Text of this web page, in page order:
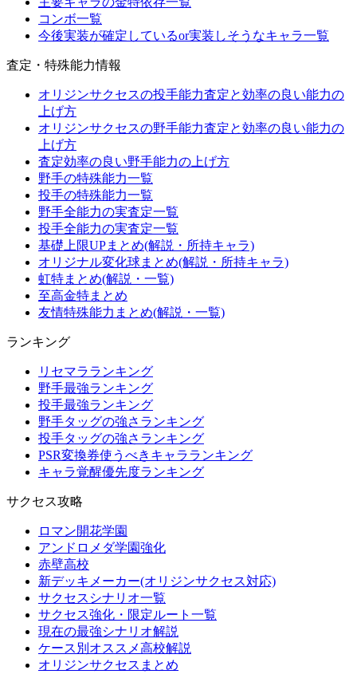
コンボ一覧
今後実装が確定しているor実装しそうなキャラ一覧
査定・特殊能力情報
オリジンサクセスの投手能力査定と効率の良い能力の
上げ方
オリジンサクセスの野手能力査定と効率の良い能力の
上げ方
査定効率の良い野手能力の上げ方
野手の特殊能力一覧
投手の特殊能力一覧
野手全能力の実査定一覧
投手全能力の実査定一覧
基礎上限UPまとめ(解説・所持キャラ)
オリジナル変化球まとめ(解説・所持キャラ)
虹特まとめ(解説・一覧)
至高金特まとめ
友情特殊能力まとめ(解説・一覧)
ランキング
リセマラランキング
野手最強ランキング
投手最強ランキング
野手タッグの強さランキング
投手タッグの強さランキング
PSR変換券使うべきキャラランキング
キャラ覚醒優先度ランキング
サクセス攻略
ロマン開花学園
アンドロメダ学園強化
赤壁高校
新デッキメーカー(オリジンサクセス対応)
サクセスシナリオ一覧
サクセス強化・限定ルート一覧
現在の最強シナリオ解説
ケース別オススメ高校解説
オリジンサクセスまとめ